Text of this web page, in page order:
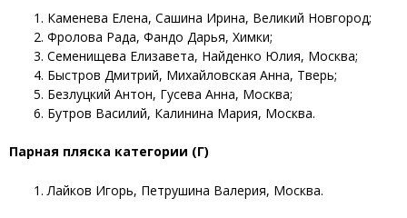
Каменева Елена, Сашина Ирина, Великий Новгород;
Фролова Рада, Фандо Дарья, Химки;
Семенищева Елизавета, Найденко Юлия, Москва;
Быстров Дмитрий, Михайловская Анна, Тверь;
Безлуцкий Антон, Гусева Анна, Москва;
Бутров Василий, Калинина Мария, Москва.
Парная пляска категории (Г)
Лайков Игорь, Петрушина Валерия, Москва.